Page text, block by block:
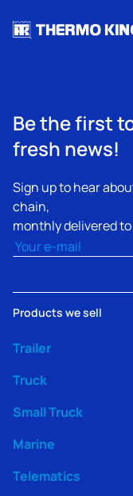
Be the first
fresh news!
Sign up to hear
chain,
monthly delivered
Email(erforderlich)
Products we sell
Trailer
Truck
Small Truck
Marine
Telematics